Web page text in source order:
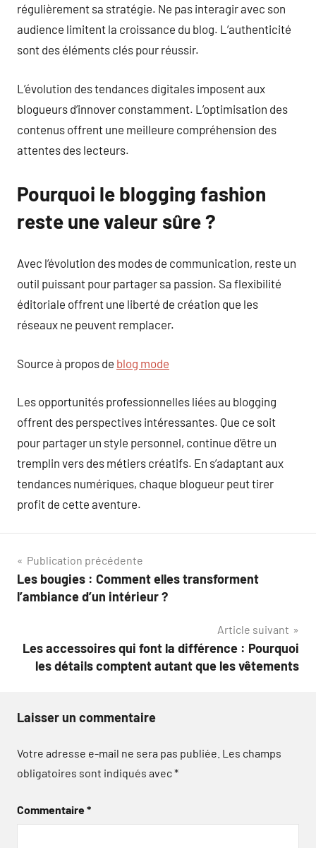
régulièrement sa stratégie. Ne pas interagir avec son
audience limitent la croissance du blog. L’authenticité
sont des éléments clés pour réussir.
L’évolution des tendances digitales imposent aux
blogueurs d’innover constamment. L’optimisation des
contenus offrent une meilleure compréhension des
attentes des lecteurs.
Pourquoi le blogging fashion
reste une valeur sûre ?
Avec l’évolution des modes de communication, reste un
outil puissant pour partager sa passion. Sa flexibilité
éditoriale offrent une liberté de création que les
réseaux ne peuvent remplacer.
Source à propos de blog mode
Les opportunités professionnelles liées au blogging
offrent des perspectives intéressantes. Que ce soit
pour partager un style personnel, continue d’être un
tremplin vers des métiers créatifs. En s’adaptant aux
tendances numériques, chaque blogueur peut tirer
profit de cette aventure.
Navigation
de
Publication précédente
Les bougies : Comment elles transforment
l’ambiance d’un intérieur ?
Article suivant
Les accessoires qui font la différence : Pourquoi
les détails comptent autant que les vêtements
Laisser un commentaire
Votre adresse e-mail ne sera pas publiée. Les champs
obligatoires sont indiqués avec*
Commentaire*